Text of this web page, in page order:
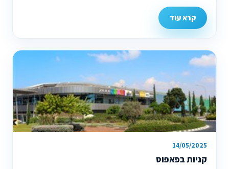
קרא עוד
14/05/2025
קניות בפאפוס